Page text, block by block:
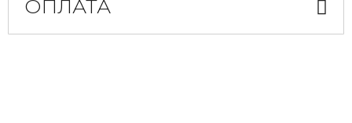
ОПЛАТА